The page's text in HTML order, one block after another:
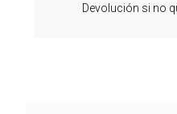
Devolución si no